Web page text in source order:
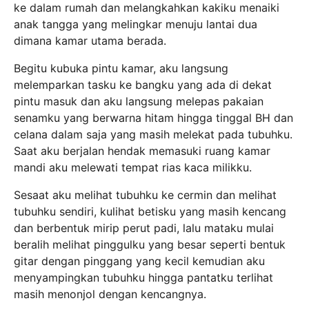
ke dalam rumah dan melangkahkan kakiku menaiki
anak tangga yang melingkar menuju lantai dua
dimana kamar utama berada.
Begitu kubuka pintu kamar, aku langsung
melemparkan tasku ke bangku yang ada di dekat
pintu masuk dan aku langsung melepas pakaian
senamku yang berwarna hitam hingga tinggal BH dan
celana dalam saja yang masih melekat pada tubuhku.
Saat aku berjalan hendak memasuki ruang kamar
mandi aku melewati tempat rias kaca milikku.
Sesaat aku melihat tubuhku ke cermin dan melihat
tubuhku sendiri, kulihat betisku yang masih kencang
dan berbentuk mirip perut padi, lalu mataku mulai
beralih melihat pinggulku yang besar seperti bentuk
gitar dengan pinggang yang kecil kemudian aku
menyampingkan tubuhku hingga pantatku terlihat
masih menonjol dengan kencangnya.